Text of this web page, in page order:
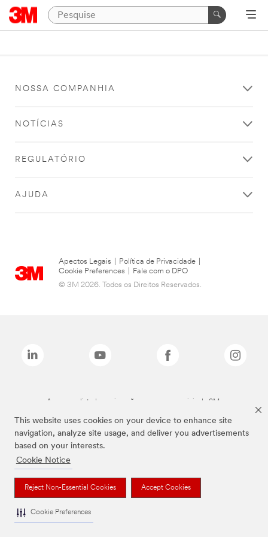
This website uses cookies on your device to enhance site
navigation, analyze site usage, and deliver you advertisements
based on your interests.
Cookie Notice
Reject Non-Essential Cookies Accept Cookies
Cookie Preferences
NOSSA COMPANHIA
NOTÍCIAS
REGULATÓRIO
AJUDA
Apectos Legais Política de Privacidade
Cookie Preferences
Fale com o DPO
© 3M 2026. Todos os Direitos Reservados.
As marcas listadas a cima são marcas comerciais da 3M.